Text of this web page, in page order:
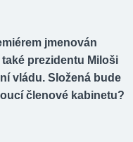
jmenován
také prezidentu Miloši
vládu. Složená bude
členové kabinetu?